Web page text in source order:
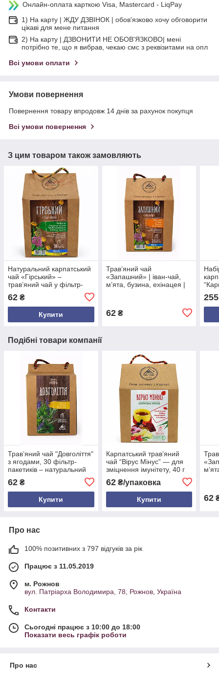
Онлайн-оплата карткою Visa, Mastercard - LiqPay
1) На карту | ЖДУ ДЗВІНОК | обов'язково хочу обговорити
цікаві для мене питання
2) На карту | ДЗВОНИТИ НЕ ОБОВ'ЯЗКОВО| мені
потрібно те, що я вибрав, чекаю смс з реквізитами на опл
Всі умови оплати
Умови повернення
Повернення товару впродовж 14 днів за рахунок покупця
Всі умови повернення
З цим товаром також замовляють
Натуральний карпатський
чай «Гірський» –
трав’яний чай у фільтр-
62 ₴
Купити
Трав’яний чай
«Запашний» | іван-чай,
м’ята, бузина, ехінацея |
62₴
255
Подібні товари компанії
Трав’яний чай "Довголіття"
з ягодами, 30 фільтр-
пакетиків – натуральний
зміцнення імунітету
62 ₴
Купити
Карпатський трав’яний
чай “Вірус Мінус” — для
зміцнення імунітету, 40 г
62₴/упаковка
Купити 62
Про нас
100% позитивних з 797 відгуків за рік
Працює з 11.05.2019
м. Рожнов
вул. Патріарха Володимира, 78, Рожнов, Україна
Контакти
Сьогодні працює з 10:00 до 18:00
Показати весь графік роботи
Про нас